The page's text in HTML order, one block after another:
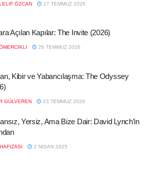
ELIF ÖZCAN 27 TEMMUZ 2026
Açılan Kapılar: The Invite (2026)
26 TEMMUZ 2026
Kibir ve Yabancılaşma: The Odyssey
GÜLVEREN 23 TEMMUZ 2026
Yersiz, Ama Bize Dair: David Lynch’in
2 NISAN 2025